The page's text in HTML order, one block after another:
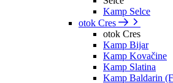
Kamp Selce
otok Cres
otok Cres
Kamp Bijar
Kamp Kovačine
Kamp Slatina
Kamp Baldarin